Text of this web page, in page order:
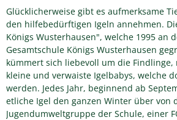
Glücklicherweise gibt es aufmerksame
den hilfebedürftigen Igeln annehmen.
Königs Wusterhausen", welche 1995 an
Gesamtschule Königs Wusterhausen
kümmert sich liebevoll um die Findlinge,
kleine und verwaiste Igelbabys, welche
werden. Jedes Jahr, beginnend ab
etliche Igel den ganzen Winter über von
Jugendumweltgruppe der Schule, einer